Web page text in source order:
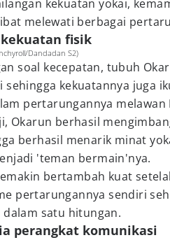
kekuatan yokai,
melewati berbagai
fisik
Dandadan S2)
soal kecepatan, tubuh
sehingga kekuatannya juga
pertarungannya melawan
Okarun berhasil
berhasil menarik minat
'teman bermain'nya.
bertambah kuat
pertarungannya sendiri
satu hitungan.
perangkat komunikasi